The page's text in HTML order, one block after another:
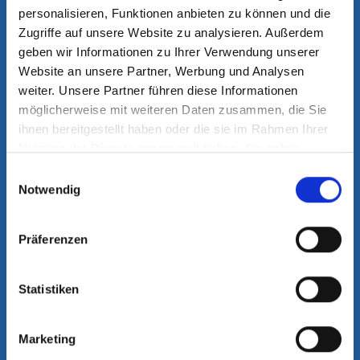
personalisieren, Funktionen anbieten zu können und die
Zugriffe auf unsere Website zu analysieren. Außerdem
geben wir Informationen zu Ihrer Verwendung unserer
Website an unsere Partner, Werbung und Analysen
weiter. Unsere Partner führen diese Informationen
möglicherweise mit weiteren Daten zusammen, die Sie
ihnen bereitgestellt haben oder die sie im Rahmen Ihrer
Webseite weiterhin nutzen.
Notwendig
Präferenzen
Statistiken
Marketing
UNSERE SPRECHZEITEN
Mo. - Do.
08:00 - 12:30 Uhr
13:00 - 16:00 Uhr
Für Patienten mit akuten Beschwerden
jeden Tag ab 08:00 Uhr telefonisch